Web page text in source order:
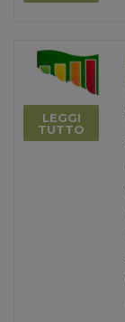
LEGGI
TUTTO